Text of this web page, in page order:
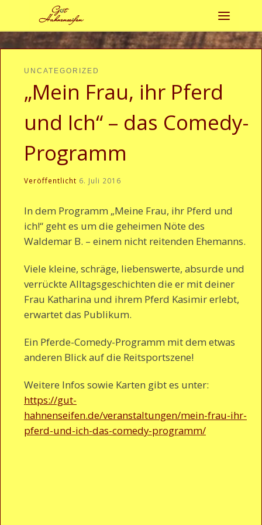
Zum Inhalt springen
UNCATEGORIZED
„Mein Frau, ihr Pferd
und Ich“ – das Comedy-
Programm
Veröffentlicht 6. Juli 2016
In dem Programm „Meine Frau, ihr Pferd und
ich!“ geht es um die geheimen Nöte des
Waldemar B. – einem nicht reitenden Ehemanns.
Viele kleine, schräge, liebenswerte, absurde und
verrückte Alltagsgeschichten die er mit deiner
Frau Katharina und ihrem Pferd Kasimir erlebt,
erwartet das Publikum.
Ein Pferde-Comedy-Programm mit dem etwas
anderen Blick auf die Reitsportszene!
Weitere Infos sowie Karten gibt es unter:
https://gut-
hahnenseifen.de/veranstaltungen/mein-frau-ihr-
pferd-und-ich-das-comedy-programm/